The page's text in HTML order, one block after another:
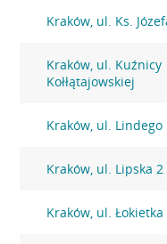
Kraków, ul. Ks.
Kraków, ul. Kuźnicy
Kołłątajowskiej
Kraków, ul. Lindego
Kraków, ul. Lipska 2
Kraków, ul. Łokietka